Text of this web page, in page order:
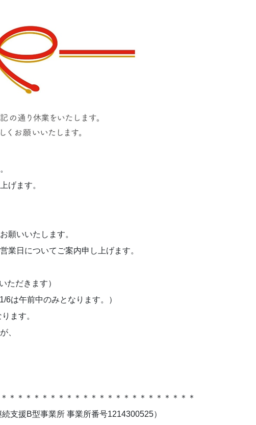
げます。
願いいたします。
業日についてご案内申し上げます。
ただきます）
は午前中のみとなります。）
ます。
、
＊＊＊＊＊＊＊＊＊＊＊＊＊＊＊＊＊＊＊＊＊＊＊
支援B型事業所 事業所番号1214300525）